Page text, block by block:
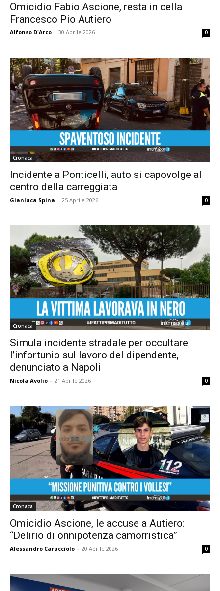
Omicidio Fabio Ascione, resta in cella
Francesco Pio Autiero
Alfonso D'Arco - 30 Aprile 2026 0
Cronaca
Incidente a Ponticelli, auto si capovolge al
centro della carreggiata
Gianluca Spina - 25 Aprile 2026 0
Cronaca
Simula incidente stradale per occultare
l’infortunio sul lavoro del dipendente,
denunciato a Napoli
Nicola Avolio - 21 Aprile 2026 0
Cronaca
Omicidio Ascione, le accuse a Autiero:
“Delirio di onnipotenza camorristica”
Alessandro Caracciolo - 20 Aprile 2026 0